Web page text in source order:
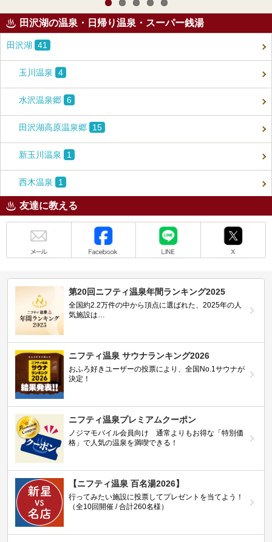
田沢湖の温泉・日帰り温泉・スーパー銭湯
田沢湖 41
玉川温泉 4
水沢温泉郷 6
田沢湖高原温泉郷 15
新玉川温泉 1
西木温泉 1
友達に教える
第20回ニフティ温泉年間ランキング2025
全国約2.2万件の中から頂点に選ばれた、2025年の人
気施設は…
ニフティ温泉 サウナランキング2026
おふろ好きユーザーの投票により、全国No.1サウナが
決定！
ニフティ温泉プレミアムクーポン
ノジマモバイル会員向け 通常よりもお得な「特別価
格」で人気の温泉を満喫できる！
【ニフティ温泉 百名湯2026】
行ってみたい施設に投票してプレゼントを当てよう！
（全10回開催 / 合計260名様）